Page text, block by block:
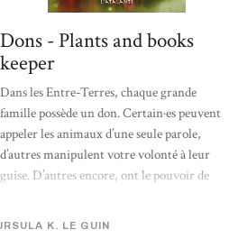
Dons - Plants and books
keeper
Dans les Entre-Terres, chaque grande
famille possède un don. Certain·es peuvent
appeler les animaux d’une seule parole,
d’autres manipulent votre volonté à leur
guise. D’autres encore, ont le pouvoir de
K. LE GUIN